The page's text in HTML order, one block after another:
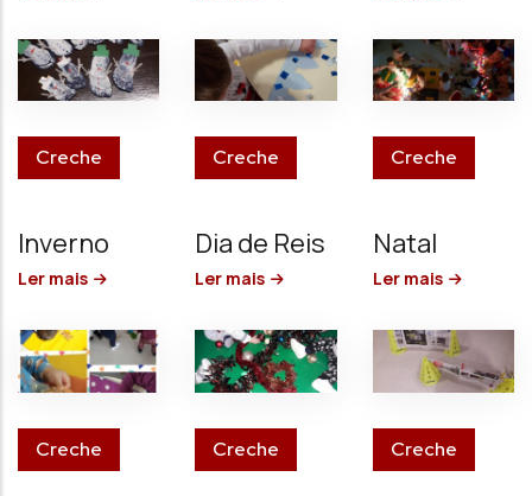
Creche
Inverno
Ler mais
Creche
Dia de Reis
Ler mais
Creche
Natal
Ler mais
Creche Creche Creche